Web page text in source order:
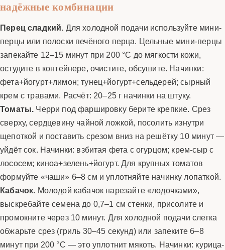
надёжные комбинации
Перец сладкий. Для холодной подачи используйте мини-
перцы или полоски печёного перца. Цельные мини-перцы
запекайте 12–15 минут при 200 °C до мягкости кожи,
остудите в контейнере, очистите, обсушите. Начинки:
фета+йогурт+лимон; тунец+йогурт+сельдерей; сырный
крем с травами. Расчёт: 20–25 г начинки на штуку.
Томаты. Черри под фаршировку берите крепкие. Срез
сверху, сердцевину чайной ложкой, посолить изнутри
щепоткой и поставить срезом вниз на решётку 10 минут —
уйдёт сок. Начинки: взбитая фета с огурцом; крем-сыр с
лососем; киноа+зелень+йогурт. Для крупных томатов
формуйте «чаши» 6–8 см и уплотняйте начинку лопаткой.
Кабачок. Молодой кабачок нарезайте «лодочками»,
выскребайте семена до 0,7–1 см стенки, присолите и
промокните через 10 минут. Для холодной подачи слегка
обжарьте срез (гриль 30–45 секунд) или запеките 6–8
минут при 200 °C — это уплотнит мякоть. Начинки: курица-